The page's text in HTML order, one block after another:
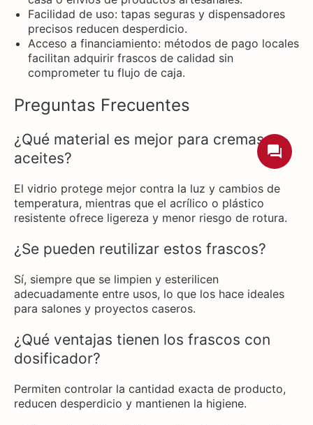
Facilidad de uso: tapas seguras y dispensadores
precisos reducen desperdicio.
Acceso a financiamiento: métodos de pago locales
facilitan adquirir frascos de calidad sin
comprometer tu flujo de caja.
Preguntas Frecuentes
¿Qué material es mejor para cremas y
aceites?
El vidrio protege mejor contra la luz y cambios de
temperatura, mientras que el acrílico o plástico
resistente ofrece ligereza y menor riesgo de rotura.
¿Se pueden reutilizar estos frascos?
Sí, siempre que se limpien y esterilicen
adecuadamente entre usos, lo que los hace ideales
para salones y proyectos caseros.
¿Qué ventajas tienen los frascos con
dosificador?
Permiten controlar la cantidad exacta de producto,
reducen desperdicio y mantienen la higiene.